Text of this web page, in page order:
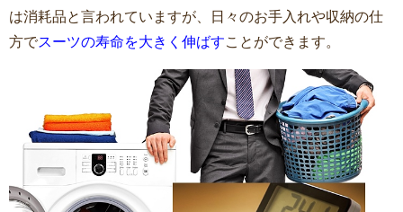
は消耗品と言われていますが、日々のお手入れや収納の仕
方でスーツの寿命を大きく伸ばすことができます。